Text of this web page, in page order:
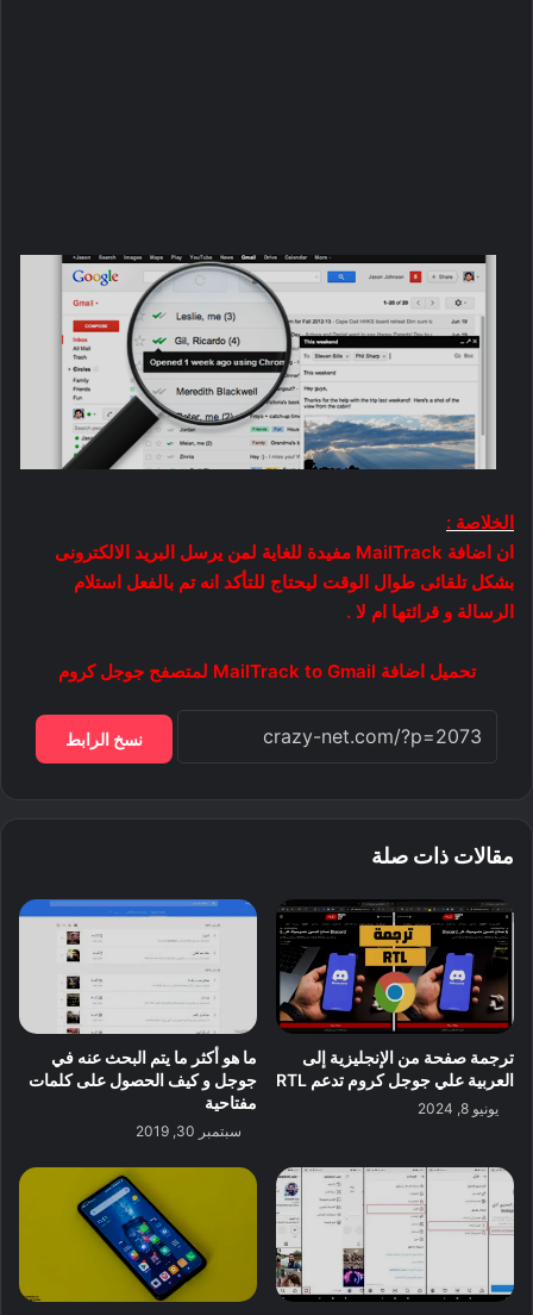
الخلاصة :
ان اضافة MailTrack مفيدة للغاية لمن يرسل البريد الالكترونى
بشكل تلقائى طوال الوقت ليحتاج للتأكد انه تم بالفعل استلام
الرسالة و قرائتها ام لا .
تحميل اضافة MailTrack to Gmail لمتصفح جوجل كروم
نسخ الرابط
مقالات ذات صلة
ترجمة صفحة من الإنجليزية إلى
العربية علي جوجل كروم تدعم RTL
يونيو 8, 2024
ما هو أكثر ما يتم البحث عنه في
جوجل و كيف الحصول على كلمات
مفتاحية
سبتمبر 30, 2019